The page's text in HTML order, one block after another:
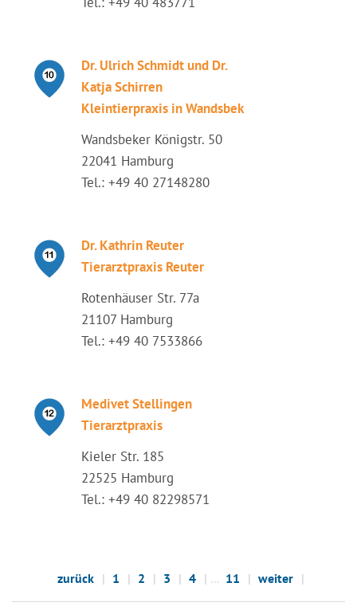
Dr. Ulrich Schmidt und Dr.
Katja Schirren
Kleintierpraxis in Wandsbek
Wandsbeker Königstr. 50
22041 Hamburg
Tel.: +49 40 27148280
Dr. Kathrin Reuter
Tierarztpraxis Reuter
Rotenhäuser Str. 77a
21107 Hamburg
Tel.: +49 40 7533866
Medivet Stellingen
Tierarztpraxis
Kieler Str. 185
22525 Hamburg
Tel.: +49 40 82298571
zurück 1 2 3 4 ... 11 weiter